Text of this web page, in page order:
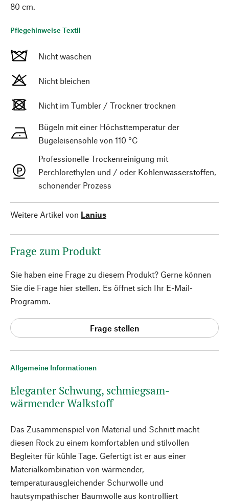
Allgemeine Informationen
Eleganter Schwung, schmiegsam-
wärmender Walkstoff
Das Zusammenspiel von Material und Schnitt macht
diesen Rock zu einem komfortablen und stilvollen
Begleiter für kühle Tage. Gefertigt ist er aus einer
Materialkombination von wärmender,
temperaturausgleichender Schurwolle und
hautsympathischer Baumwolle aus kontrolliert
80 cm.
Pflegehinweise Textil
Nicht waschen
Nicht bleichen
Nicht im Tumbler / Trockner trocknen
Bügeln mit einer Höchsttemperatur der
Bügeleisensohle von 110 °C
Professionelle Trockenreinigung mit
Perchlorethylen und / oder Kohlenwasserstoffen,
schonender Prozess
Weitere Artikel von Lanius
Frage zum Produkt
Sie haben eine Frage zu diesem Produkt? Gerne können
Sie die Frage hier stellen. Es öffnet sich Ihr E-Mail-
Programm.
Frage stellen